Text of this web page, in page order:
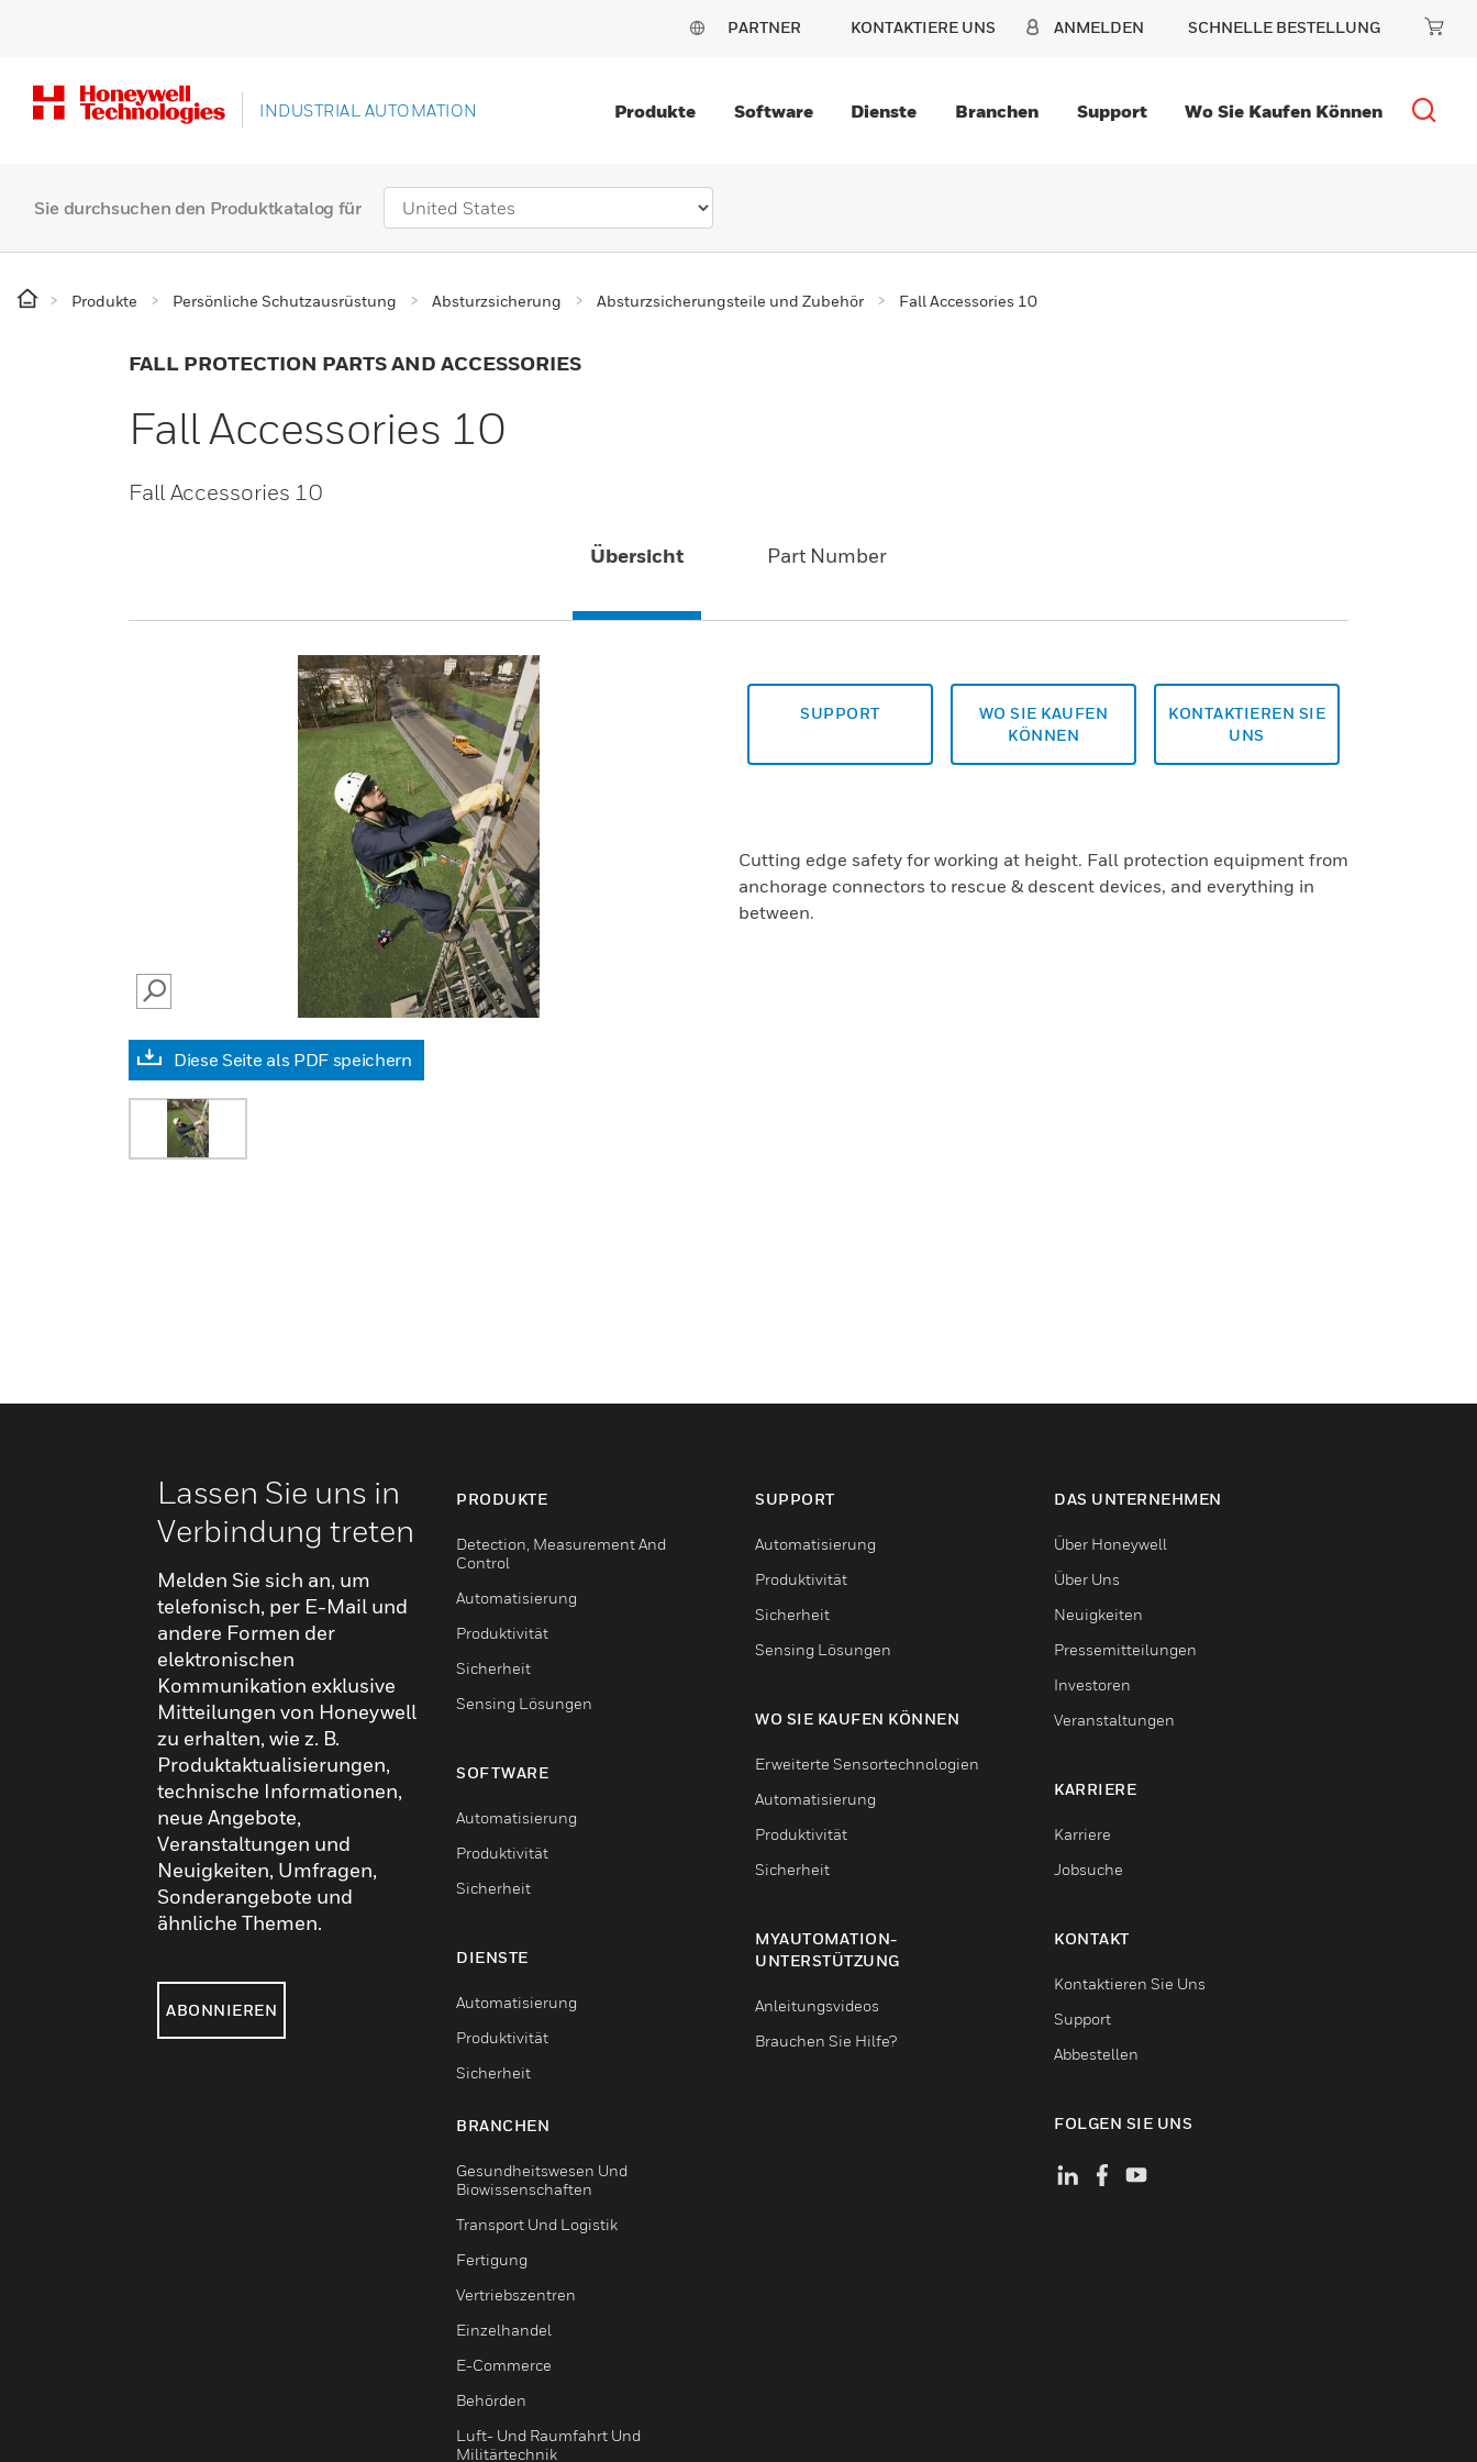
PARTNER KONTAKTIERE UNS ANMELDEN SCHNELLE BESTELLUNG
INDUSTRIAL AUTOMATION Produkte Software Dienste Branchen Support Wo Sie Kaufen Können
Sie durchsuchen den Produktkatalog für
Produkte Persönliche Schutzausrüstung Absturzsicherung Absturzsicherungsteile und Zubehör Fall Accessories 10
FALL PROTECTION PARTS AND ACCESSORIES
Fall Accessories 10
Fall Accessories 10
Übersicht Part Number
SEARCH
Diese Seite als PDF speichern
SUPPORT
WO SIE KAUFEN
KÖNNEN
KONTAKTIEREN SIE
UNS
Cutting edge safety for working at height. Fall protection equipment from
anchorage connectors to rescue & descent devices, and everything in
between.
Lassen Sie uns in
Verbindung treten
Melden Sie sich an, um
telefonisch, per E-Mail und
andere Formen der
elektronischen
Kommunikation exklusive
Mitteilungen von Honeywell
zu erhalten, wie z. B.
Produktaktualisierungen,
technische Informationen,
neue Angebote,
Veranstaltungen und
Neuigkeiten, Umfragen,
Sonderangebote und
ähnliche Themen.
ABONNIEREN
PRODUKTE
Detection, Measurement And
Control
Automatisierung
Produktivität
Sicherheit
Sensing Lösungen
SOFTWARE
Automatisierung
Produktivität
Sicherheit
DIENSTE
Automatisierung
Produktivität
Sicherheit
BRANCHEN
Gesundheitswesen Und
Biowissenschaften
Transport Und Logistik
Fertigung
Vertriebszentren
Einzelhandel
E-Commerce
Behörden
Luft- Und Raumfahrt Und
Militärtechnik
SUPPORT
Automatisierung
Produktivität
Sicherheit
Sensing Lösungen
WO SIE KAUFEN KÖNNEN
Erweiterte Sensortechnologien
Automatisierung
Produktivität
Sicherheit
MYAUTOMATION-
UNTERSTÜTZUNG
Anleitungsvideos
Brauchen Sie Hilfe?
DAS UNTERNEHMEN
Über Honeywell
Über Uns
Neuigkeiten
Pressemitteilungen
Investoren
Veranstaltungen
KARRIERE
Karriere
Jobsuche
KONTAKT
Kontaktieren Sie Uns
Support
Abbestellen
FOLGEN SIE UNS